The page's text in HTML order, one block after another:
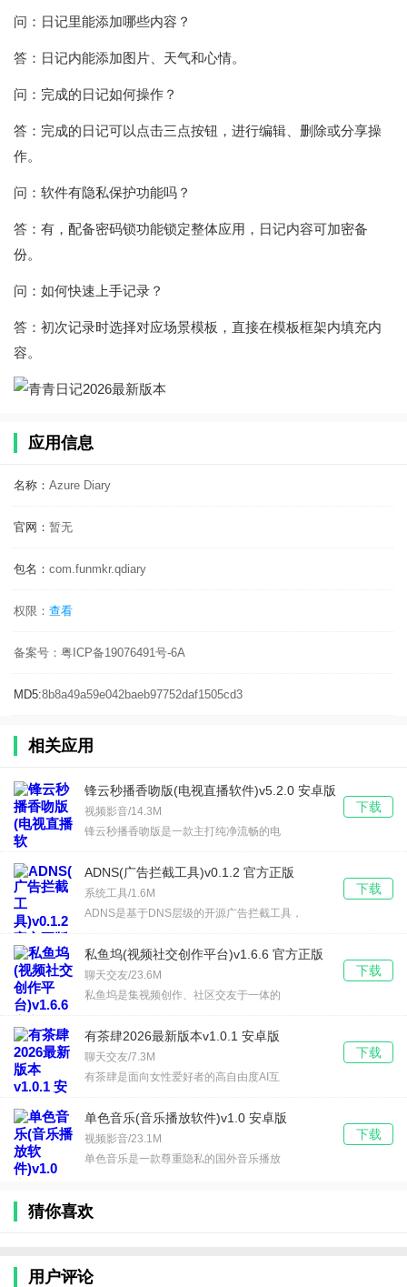
问：日记里能添加哪些内容？
答：日记内能添加图片、天气和心情。
问：完成的日记如何操作？
答：完成的日记可以点击三点按钮，进行编辑、删除或分享操
作。
问：软件有隐私保护功能吗？
答：有，配备密码锁功能锁定整体应用，日记内容可加密备
份。
问：如何快速上手记录？
答：初次记录时选择对应场景模板，直接在模板框架内填充内
容。
应用信息
名称： Azure Diary
官网： 暂无
包名： com.funmkr.qdiary
权限： 查看
备案号： 粤ICP备19076491号-6A
MD5:8b8a49a59e042baeb97752daf1505cd3
相关应用
锋云秒播香吻版(电视直播软件)v5.2.0 安卓版
视频影音/14.3M
锋云秒播香吻版是一款主打纯净流畅的电
下载
ADNS(广告拦截工具)v0.1.2 官方正版
系统工具/1.6M
ADNS是基于DNS层级的开源广告拦截工具，
下载
私鱼坞(视频社交创作平台)v1.6.6 官方正版
聊天交友/23.6M
私鱼坞是集视频创作、社区交友于一体的
下载
有茶肆2026最新版本v1.0.1 安卓版
聊天交友/7.3M
有茶肆是面向女性爱好者的高自由度AI互
下载
单色音乐(音乐播放软件)v1.0 安卓版
视频影音/23.1M
单色音乐是一款尊重隐私的国外音乐播放
下载
猜你喜欢
用户评论